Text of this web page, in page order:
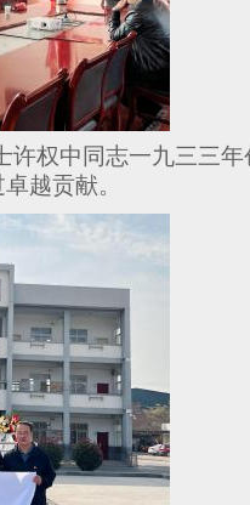
许权中同志一九三三
越贡献。